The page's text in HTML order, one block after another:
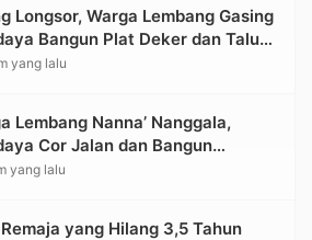
Longsor, Warga Lembang Gasing
Bangun Plat Deker dan Talut
Penghubung Antar Lembang
yang lalu
Lembang Nanna’ Nanggala,
Cor Jalan dan Bangun
yang lalu
yang Hilang 3,5 Tahun